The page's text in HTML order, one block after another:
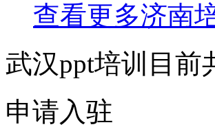
查看更多济南
武汉ppt培训目前
申请入驻